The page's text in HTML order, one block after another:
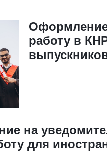
работу в
на
для